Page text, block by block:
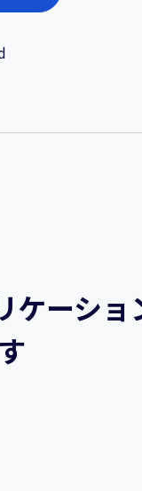
ーショ